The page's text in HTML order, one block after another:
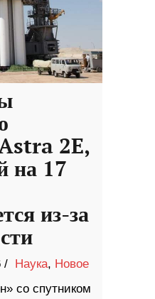
2E,
на 17
из-за
/ Наука, Новое
со спутником